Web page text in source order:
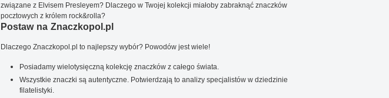
związane z Elvisem Presleyem? Dlaczego w Twojej kolekcji miałoby zabraknąć znaczków
pocztowych z królem rock&rolla?
Postaw na Znaczkopol.pl
Dlaczego Znaczkopol.pl to najlepszy wybór? Powodów jest wiele!
Posiadamy wielotysięczną kolekcję znaczków z całego świata.
Wszystkie znaczki są autentyczne. Potwierdzają to analizy specjalistów w dziedzinie
filatelistyki.